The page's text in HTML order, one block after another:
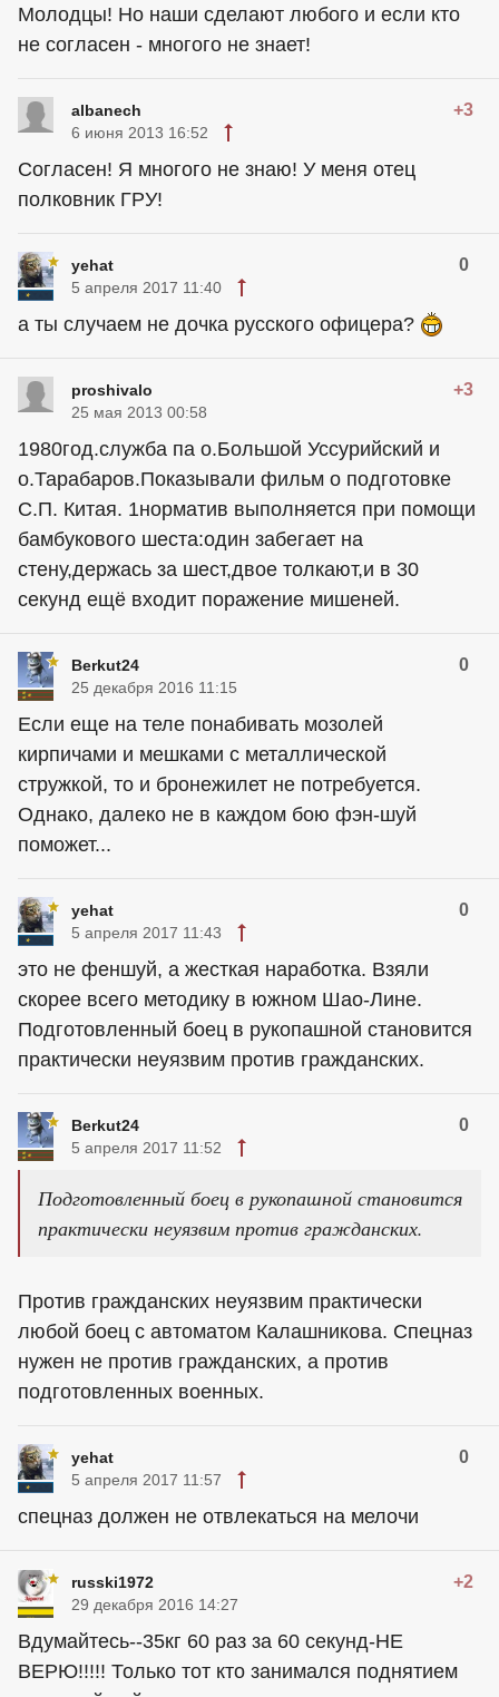
Молодцы! Но наши сделают любого и если кто
не согласен - многого не знает!
albanech +3
6 июня 2013 16:52
Согласен! Я многого не знаю! У меня отец
полковник ГРУ!
yehat 0
5 апреля 2017 11:40
а ты случаем не дочка русского офицера?
proshivalo +3
25 мая 2013 00:58
1980год.служба па о.Большой Уссурийский и
о.Тарабаров.Показывали фильм о подготовке
С.П. Китая. 1норматив выполняется при помощи
бамбукового шеста:один забегает на
стену,держась за шест,двое толкают,и в 30
секунд ещё входит поражение мишеней.
Berkut24 0
25 декабря 2016 11:15
Если еще на теле понабивать мозолей
кирпичами и мешками с металлической
стружкой, то и бронежилет не потребуется.
Однако, далеко не в каждом бою фэн-шуй
поможет...
yehat 0
5 апреля 2017 11:43
это не феншуй, а жесткая наработка. Взяли
скорее всего методику в южном Шао-Лине.
Подготовленный боец в рукопашной становится
практически неуязвим против гражданских.
Berkut24 0
5 апреля 2017 11:52
Подготовленный боец в рукопашной становится
практически неуязвим против гражданских.
Против гражданских неуязвим практически
любой боец с автоматом Калашникова. Спецназ
нужен не против гражданских, а против
подготовленных военных.
yehat 0
5 апреля 2017 11:57
спецназ должен не отвлекаться на мелочи
russki1972 +2
29 декабря 2016 14:27
Вдумайтесь--35кг 60 раз за 60 секунд-НЕ
ВЕРЮ!!!!! Только тот кто занимался поднятием